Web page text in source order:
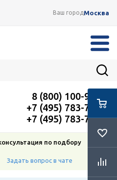
Ваш городМосква
8 (800) 100-91-12
+7 (495) 783-72-87
+7 (495) 783-72-87
по подбору
Задать вопрос в чате